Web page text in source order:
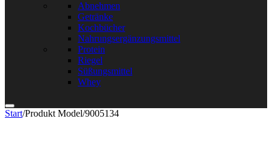
Abnehmen
Getränke
Kochbücher
Nahrungsergänzungsmittel
Protein
Riegel
Süßungsmittel
Whey
Start/Produkt Model/9005134